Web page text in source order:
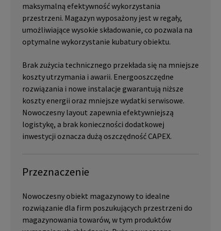
maksymalną efektywność wykorzystania
przestrzeni. Magazyn wyposażony jest w regały,
umożliwiające wysokie składowanie, co pozwala na
optymalne wykorzystanie kubatury obiektu.
Brak zużycia technicznego przekłada się na mniejsze
koszty utrzymania i awarii. Energooszczędne
rozwiązania i nowe instalacje gwarantują niższe
koszty energii oraz mniejsze wydatki serwisowe.
Nowoczesny layout zapewnia efektywniejszą
logistykę, a brak konieczności dodatkowej
inwestycji oznacza dużą oszczędność CAPEX.
Przeznaczenie
Nowoczesny obiekt magazynowy to idealne
rozwiązanie dla firm poszukujących przestrzeni do
magazynowania towarów, w tym produktów